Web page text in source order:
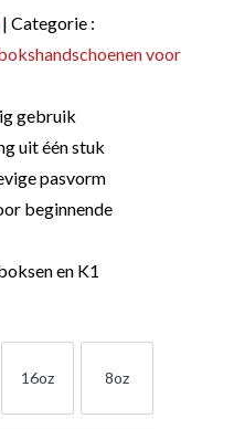
| Categorie :
voor
gebruik
uit één stuk
pasvorm
beginnende
en K1
16oz 8oz